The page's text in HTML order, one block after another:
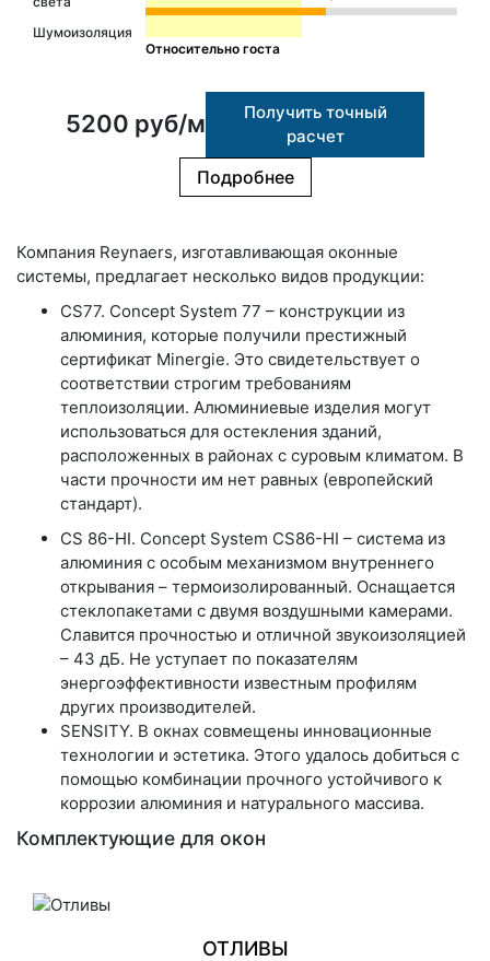
Шумоизоляция
Относительно госта
5200 руб/м
Получить точный
расчет
Подробнее
Компания Reynaers, изготавливающая оконные
системы, предлагает несколько видов продукции:
CS77. Concept System 77 – конструкции из
алюминия, которые получили престижный
сертификат Minergie. Это свидетельствует о
соответствии строгим требованиям
теплоизоляции. Алюминиевые изделия могут
использоваться для остекления зданий,
расположенных в районах с суровым климатом. В
части прочности им нет равных (европейский
стандарт).
CS 86-HI. Concept System CS86-HI – система из
алюминия с особым механизмом внутреннего
открывания – термоизолированный. Оснащается
стеклопакетами с двумя воздушными камерами.
Славится прочностью и отличной звукоизоляцией
– 43 дБ. Не уступает по показателям
энергоэффективности известным профилям
других производителей.
SENSITY. В окнах совмещены инновационные
технологии и эстетика. Этого удалось добиться с
помощью комбинации прочного устойчивого к
коррозии алюминия и натурального массива.
Комплектующие для окон
ОТЛИВЫ